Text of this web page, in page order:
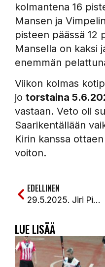
kolmantena 16
Mansen ja
pisteen päässä 12
Mansella on kaksi
enemmän
Viikon kolmas
jo torstaina
vastaan. Veto oli
Saarikentällään
Kirin kanssa
voiton.
EDELLINEN
29.5.2025. Jiri Pippola ja Samu-Kalle Varonen iskivät KiPalle 2 sarjapistettä Pattijoelta. PattU-KiPa 0-1 (2-2, 1-5)
LUE LISÄÄ